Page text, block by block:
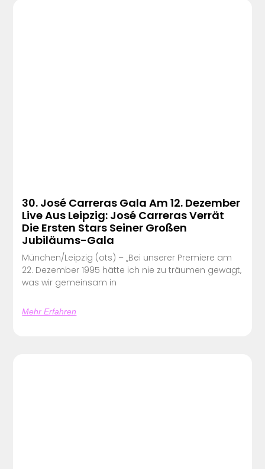
30. José Carreras Gala Am 12. Dezember
Live Aus Leipzig: José Carreras Verrät
Die Ersten Stars Seiner Großen
Jubiläums-Gala
München/Leipzig (ots) – „Bei unserer Premiere am
22. Dezember 1995 hätte ich nie zu träumen gewagt,
was wir gemeinsam in
Mehr Erfahren